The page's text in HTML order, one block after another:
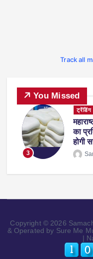
Track all
You Missed
3
ट्रेंडिंग
का
होगी
Copyright © 2026
& Operated by Sure Me
|